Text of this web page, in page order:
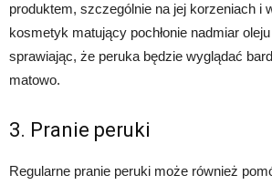
produktem, szczególnie na jej korzeniach i
kosmetyk matujący pochłonie nadmiar oleju
sprawiając, że peruka będzie wyglądać
matowo.
3. Pranie peruki
Regularne pranie peruki może również